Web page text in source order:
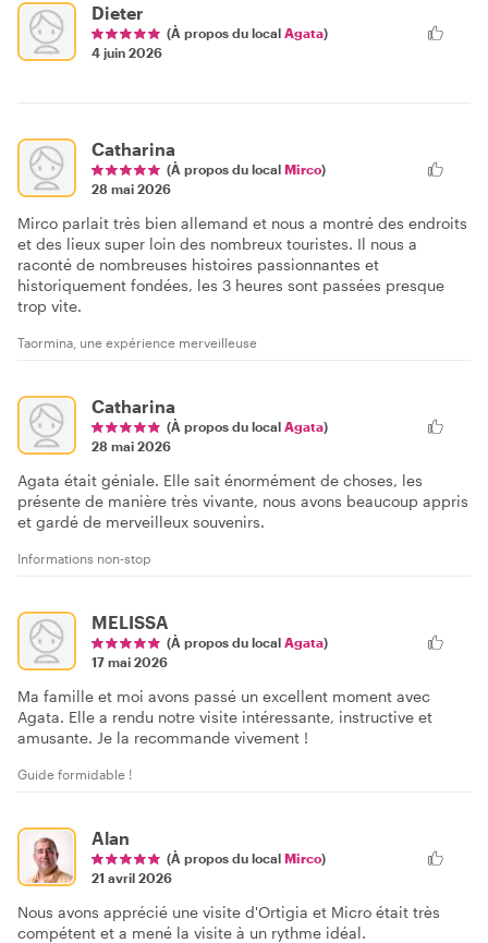
Dieter
(À propos du local Agata)
4 juin 2026
Catharina
(À propos du local Mirco)
28 mai 2026
Mirco parlait très bien allemand et nous a montré des endroits
et des lieux super loin des nombreux touristes. Il nous a
raconté de nombreuses histoires passionnantes et
historiquement fondées, les 3 heures sont passées presque
trop vite.
Taormina, une expérience merveilleuse
Catharina
(À propos du local Agata)
28 mai 2026
Agata était géniale. Elle sait énormément de choses, les
présente de manière très vivante, nous avons beaucoup appris
et gardé de merveilleux souvenirs.
Informations non-stop
MELISSA
(À propos du local Agata)
17 mai 2026
Ma famille et moi avons passé un excellent moment avec
Agata. Elle a rendu notre visite intéressante, instructive et
amusante. Je la recommande vivement !
Guide formidable !
Alan
(À propos du local Mirco)
21 avril 2026
Nous avons apprécié une visite d'Ortigia et Micro était très
compétent et a mené la visite à un rythme idéal.